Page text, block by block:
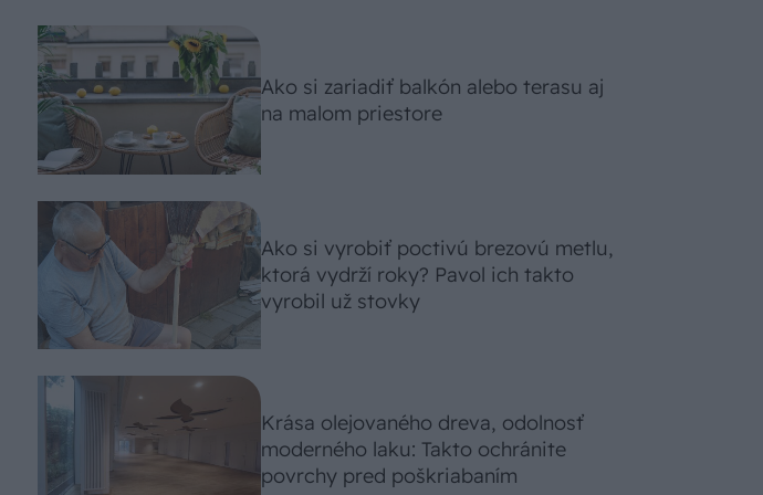
Ako si zariadiť balkón alebo terasu aj
na malom priestore
Ako si vyrobiť poctivú brezovú metlu,
ktorá vydrží roky? Pavol ich takto
vyrobil už stovky
Krása olejovaného dreva, odolnosť
moderného laku: Takto ochránite
povrchy pred poškriabaním